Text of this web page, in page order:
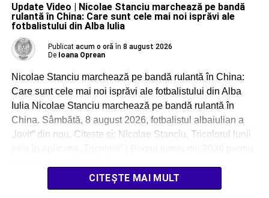
Update Video | Nicolae Stanciu marchează pe bandă
rulantă în China: Care sunt cele mai noi isprăvi ale
fotbalistului din Alba Iulia
Publicat acum o oră în 8 august 2026
De Ioana Oprean
Nicolae Stanciu marchează pe bandă rulantă în China:
Care sunt cele mai noi isprăvi ale fotbalistului din Alba
Iulia Nicolae Stanciu marchează pe bandă rulantă în
China. Sâmbătă, 8 august 2026, fotbalistul albaiulian a
„lovit” din nou. Citește și: Nicolae Stanciu, Tricolorul lunii
CITEȘTE MAI MULT